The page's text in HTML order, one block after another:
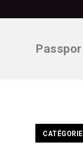
CATÉGORIE